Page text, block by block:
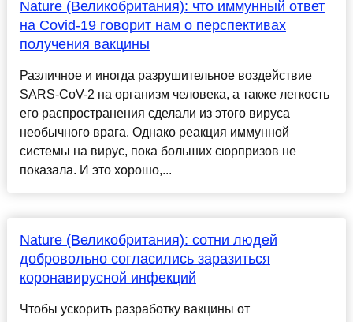
Nature (Великобритания): что иммунный ответ
на Covid-19 говорит нам о перспективах
получения вакцины
Различное и иногда разрушительное воздействие
SARS-CoV-2 на организм человека, а также легкость
его распространения сделали из этого вируса
необычного врага. Однако реакция иммунной
системы на вирус, пока больших сюрпризов не
показала. И это хорошо,...
Nature (Великобритания): сотни людей
добровольно согласились заразиться
коронавирусной инфекций
Чтобы ускорить разработку вакцины от